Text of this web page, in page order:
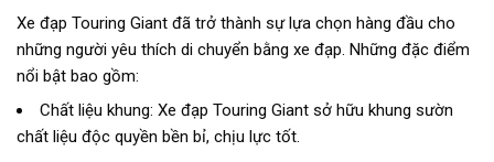
Xe đạp Touring Giant đã trở thành sự lựa chọn hàng đầu cho
những người yêu thích di chuyển bằng xe đạp. Những đặc điểm
nổi bật bao gồm:
Chất liệu khung: Xe đạp Touring Giant sở hữu khung sườn
chất liệu độc quyền bền bỉ, chịu lực tốt.